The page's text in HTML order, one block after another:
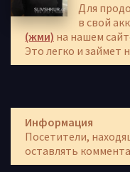
Для
в свой
(жми) на нашем
Это легко и займет
Информация
Посетители,
оставлять